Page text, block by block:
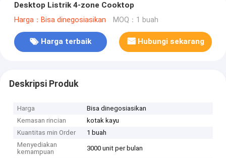
Desktop Listrik 4-zone Cooktop
Harga：Bisa dinegosiasikan MOQ：1 buah
Harga terbaik Hubungi sekarang
Deskripsi Produk
Harga
Bisa dinegosiasikan
Kemasan rincian
kotak kayu
Kuantitas min Order
1 buah
Menyediakan
kemampuan
3000 unit per bulan